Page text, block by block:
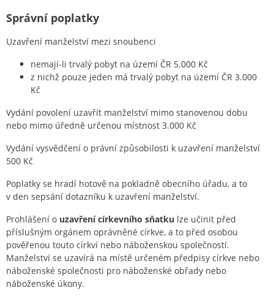
Správní poplatky
Uzavření manželství mezi snoubenci
nemají-li trvalý pobyt na území ČR 5.000 Kč
z nichž pouze jeden má trvalý pobyt na území ČR 3.000
Kč
Vydání povolení uzavřít manželství mimo stanovenou dobu
nebo mimo úředně určenou místnost 3.000 Kč
Vydání vysvědčení o právní způsobilosti k uzavření manželství
500 Kč
Poplatky se hradí hotově na pokladně obecního úřadu, a to
v den sepsání dotazníku k uzavření manželství.
Prohlášení o uzavření církevního sňatku lze učinit před
příslušným orgánem oprávněné církve, a to před osobou
pověřenou touto církví nebo náboženskou společností.
Manželství se uzavírá na místě určeném předpisy církve nebo
náboženské společnosti pro náboženské obřady nebo
náboženské úkony.